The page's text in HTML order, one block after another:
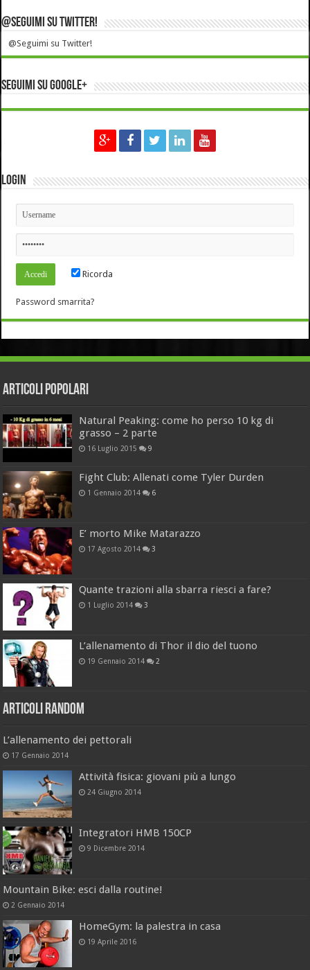
@Seguimi su Twitter!
@Seguimi su Twitter!
Seguimi su Google+
Login
Ricorda
Password smarrita?
Articoli Popolari
Natural Peaking: come ho perso 10 kg di
grasso – 2 parte
16 Luglio 2015 9
Fight Club: Allenati come Tyler Durden
1 Gennaio 2014 6
E’ morto Mike Matarazzo
17 Agosto 2014 3
Quante trazioni alla sbarra riesci a fare?
1 Luglio 2014 3
L’allenamento di Thor il dio del tuono
19 Gennaio 2014 2
Articoli Random
L’allenamento dei pettorali
17 Gennaio 2014
Attività fisica: giovani più a lungo
24 Giugno 2014
Integratori HMB 150CP
9 Dicembre 2014
Mountain Bike: esci dalla routine!
2 Gennaio 2014
HomeGym: la palestra in casa
19 Aprile 2016